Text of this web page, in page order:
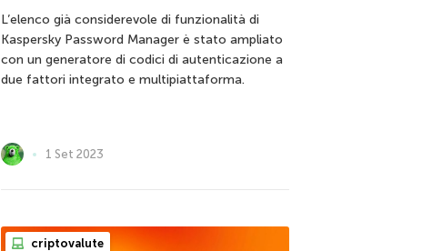
L’elenco già considerevole di funzionalità di
Kaspersky Password Manager è stato ampliato
con un generatore di codici di autenticazione a
due fattori integrato e multipiattaforma.
1 Set 2023
criptovalute